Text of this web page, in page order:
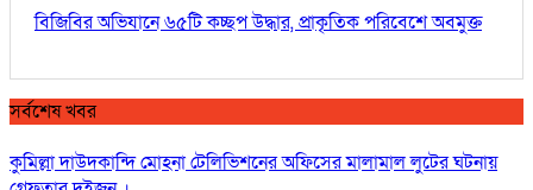
বিজিবির অভিযানে ৬৫টি কচ্ছপ উদ্ধার, প্রাকৃতিক পরিবেশে অবমুক্ত
সর্বশেষ খবর
কুমিল্লা দাউদকান্দি মোহনা টেলিভিশনের অফিসের মালামাল লুটের ঘটনায়